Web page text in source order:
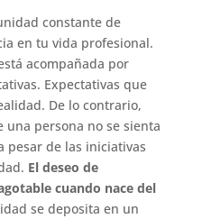
constante de
en tu vida profesional.
acompañada por
Expectativas que
De lo contrario,
persona no se sienta
pesar de las iniciativas
El deseo de
cuando nace del
se deposita en un